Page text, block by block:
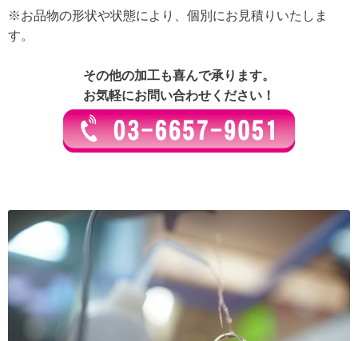
※お品物の形状や状態により、個別にお見積りいたしま
す。
その他の加工も喜んで承ります。
お気軽にお問い合わせください！